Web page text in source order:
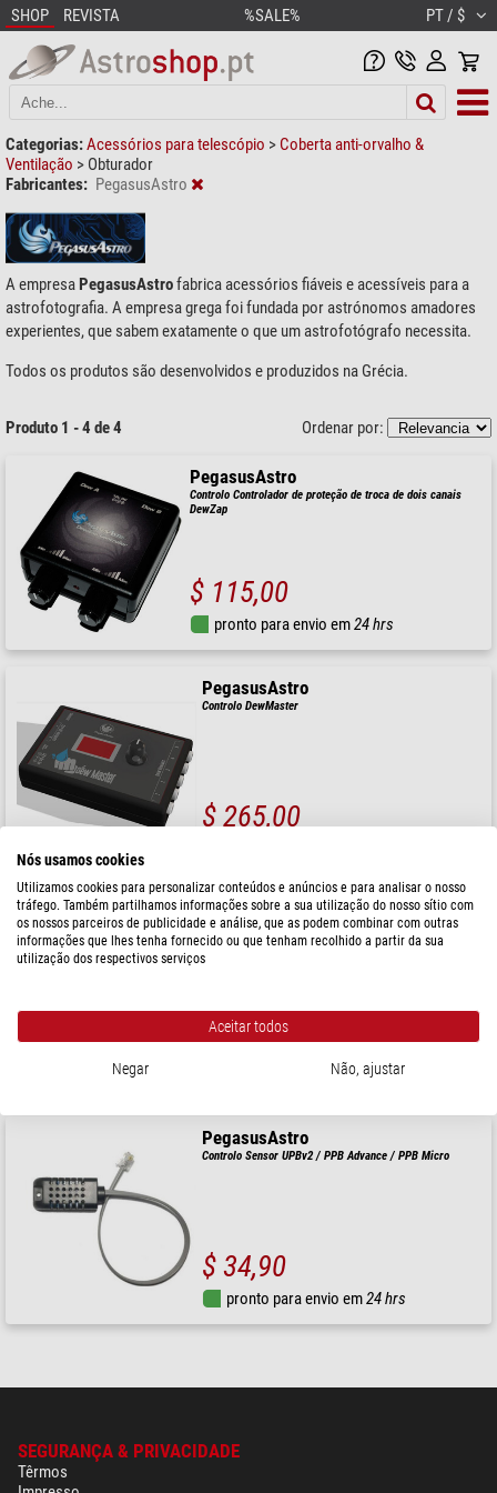
SHOP REVISTA %SALE% PT / $
Categorias:Acessórios para telescópio > Coberta anti-orvalho &
Ventilação > Obturador
Fabricantes: PegasusAstro
A empresaPegasusAstrofabrica acessórios fiáveis e acessíveis para a
astrofotografia. A empresa grega foi fundada por astrónomos amadores
experientes, que sabem exatamente o que um astrofotógrafo necessita.
Todos os produtos são desenvolvidos e produzidos na Grécia.
Produto 1 - 4 de 4 Ordenar por:
PegasusAstro
Controlo Controlador de proteção de troca de dois canais
DewZap
$ 115,00
pronto para envio em24 hrs
PegasusAstro
Controlo DewMaster
$ 265,00
PegasusAstro
Controlo DewMaster 2
$ 307,00
pronto para envio em1-2 semanas
PegasusAstro
Controlo Sensor UPBv2 / PPB Advance / PPB Micro
$ 34,90
pronto para envio em24 hrs
SEGURANÇA & PRIVACIDADE
Têrmos
Nós usamos cookies
Utilizamos cookies para personalizar conteúdos e anúncios e para analisar o nosso
tráfego. Também partilhamos informações sobre a sua utilização do nosso sítio com
os nossos parceiros de publicidade e análise, que as podem combinar com outras
informações que lhes tenha fornecido ou que tenham recolhido a partir da sua
utilização dos respectivos serviços
Aceitar todos
Negar Não, ajustar